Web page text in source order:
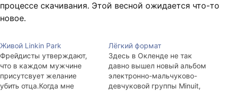
процессе скачивания. Этой весной ожидается что-то
новое.
Живой Linkin Park
Фрейдисты утверждают,
что в каждом мужчине
присутсвует желание
убить отца.Когда мне
Лёгкий формат
Здесь в Окленде не так
давно вышел новый альбом
электронно-мальчуково-
девчуковой группы Minuit,